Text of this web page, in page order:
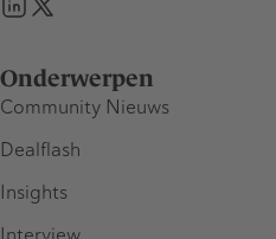
Onderwerpen
Community Nieuws
Dealflash
Insights